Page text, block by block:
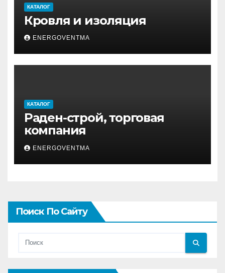
КАТАЛОГ
Кровля и изоляция
ENERGOVENTMA
КАТАЛОГ
Раден-строй, торговая
компания
ENERGOVENTMA
Поиск По Сайту